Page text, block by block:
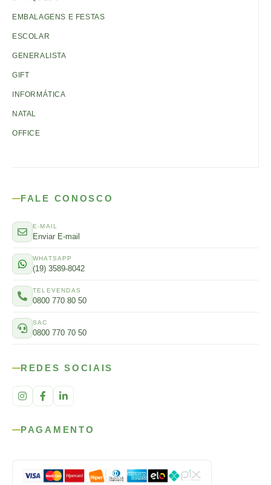
EMBALAGENS E FESTAS
ESCOLAR
GENERALISTA
GIFT
INFORMÁTICA
NATAL
OFFICE
FALE CONOSCO
E-MAIL
Enviar E-mail
WHATSAPP
(19) 3589-8042
TELEVENDAS
0800 770 80 50
SAC
0800 770 70 50
REDES SOCIAIS
PAGAMENTO